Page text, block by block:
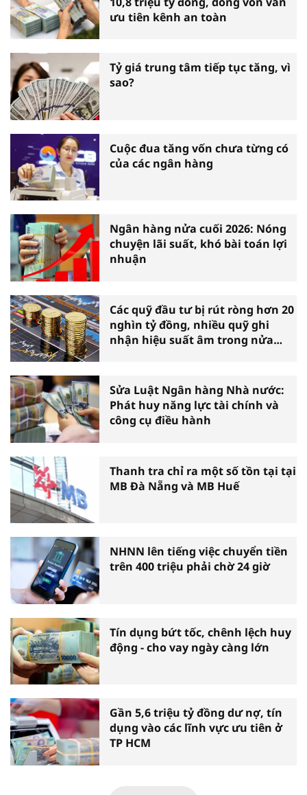
ưu tiên kênh an toàn
Tỷ giá trung tâm tiếp tục tăng, vì
sao?
Cuộc đua tăng vốn chưa từng có
của các ngân hàng
Ngân hàng nửa cuối 2026: Nóng
chuyện lãi suất, khó bài toán lợi
nhuận
Các quỹ đầu tư bị rút ròng hơn 20
nghìn tỷ đồng, nhiều quỹ ghi
nhận hiệu suất âm trong nửa
Sửa Luật Ngân hàng Nhà nước:
Phát huy năng lực tài chính và
công cụ điều hành
Thanh tra chỉ ra một số tồn tại tại
MB Đà Nẵng và MB Huế
NHNN lên tiếng việc chuyển tiền
trên 400 triệu phải chờ 24 giờ
Tín dụng bứt tốc, chênh lệch huy
động - cho vay ngày càng lớn
Gần 5,6 triệu tỷ đồng dư nợ, tín
dụng vào các lĩnh vực ưu tiên ở
TP HCM